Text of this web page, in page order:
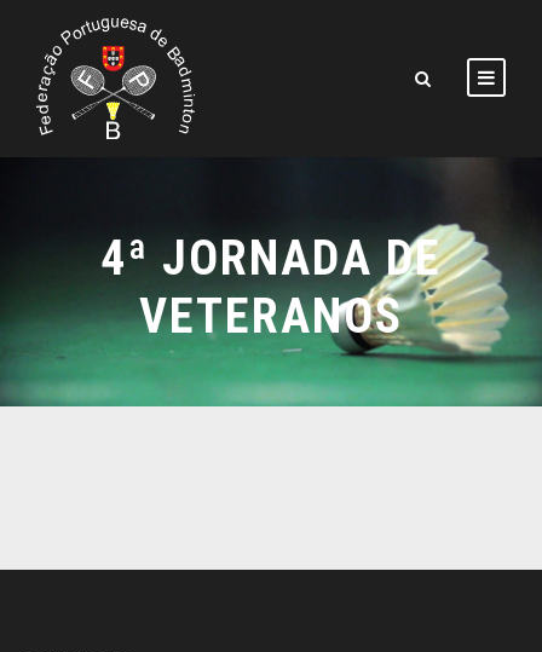
4ª JORNADA DE
VETERANOS